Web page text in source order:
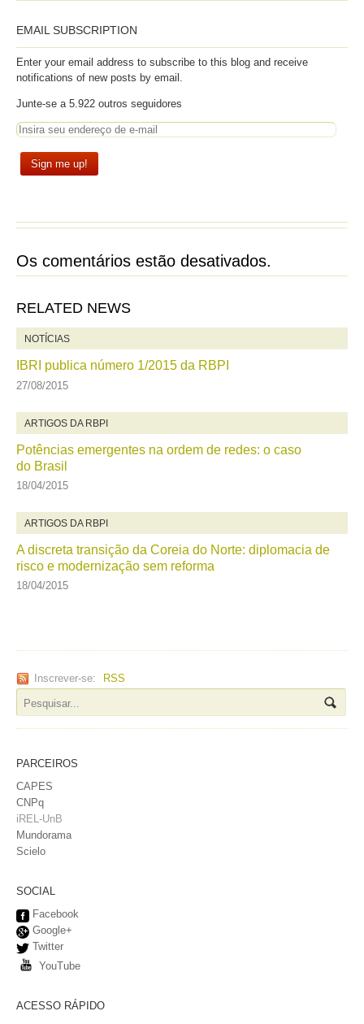
EMAIL SUBSCRIPTION
Enter your email address to subscribe to this blog and receive
notifications of new posts by email.
Junte-se a 5.922 outros seguidores
Os comentários estão desativados.
RELATED NEWS
NOTÍCIAS
IBRI publica número 1/2015 da RBPI
27/08/2015
ARTIGOS DA RBPI
Potências emergentes na ordem de redes: o caso
do Brasil
18/04/2015
ARTIGOS DA RBPI
A discreta transição da Coreia do Norte: diplomacia de
risco e modernização sem reforma
18/04/2015
Inscrever-se: RSS
PARCEIROS
CAPES
CNPq
iREL-UnB
Mundorama
Scielo
SOCIAL
Facebook
Google+
Twitter
YouTube
ACESSO RÁPIDO